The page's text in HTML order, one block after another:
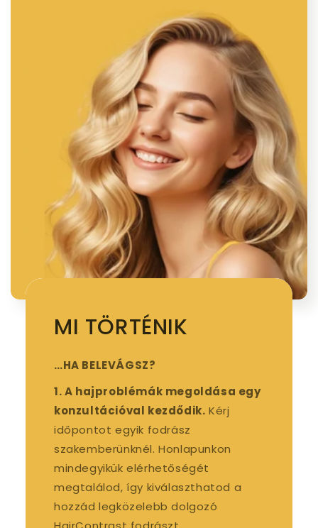
MI TÖRTÉNIK
…HA BELEVÁGSZ?
1. A hajproblémák megoldása egy
konzultációval kezdődik. Kérj
időpontot egyik fodrász
szakemberünknél. Honlapunkon
mindegyikük elérhetőségét
megtalálod, így kiválaszthatod a
hozzád legközelebb dolgozó